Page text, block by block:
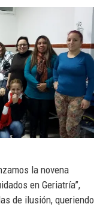
la novena
en Geriatría”,
de ilusión, queriendo